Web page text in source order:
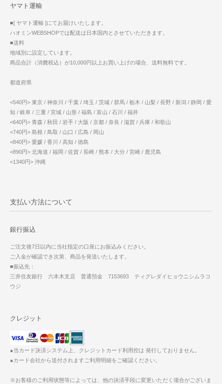
ヤマト運輸
■[ ヤマト運輸 ]にてお届けいたします。
ハオミンWEBSHOPでは配送は日本国内とさせていただきます。
■送料
地域別に設定しています。
商品合計（消費税込）が10,000円以上お買い上げの場合、送料無料です。
都道府県
<540円> 東京 / 神奈川 / 千葉 / 埼玉 / 茨城 / 群馬 / 栃木 / 山梨 / 長野 / 新潟 / 静岡 / 愛
知 / 岐阜 / 三重 / 宮城 / 山形 / 福島 / 富山 / 石川 / 福井
<640円> 青森 / 秋田 / 岩手 / 大阪 / 京都 / 奈良 / 滋賀 / 兵庫 / 和歌山
<740円> 島根 / 鳥取 / 山口 / 広島 / 岡山
<840円> 愛媛 / 香川 / 高知 / 徳島
<890円> 北海道 / 福岡 / 佐賀 / 長崎 / 熊本 / 大分 / 宮崎 / 鹿児島
<1340円> 沖縄
支払い方法について
銀行振込
ご注文後7日以内に当社指定の口座にお振込みください。
ご入金が確認でき次第、商品を発送いたします。
■振込先：
三井住友銀行 六本木支店 普通預金 7153693 ティグレダイヒョウニシムラコ
ウジ
クレジット
●当カード決済システム上、クレジットカード利用控は 発行しておりません。
●カード会社から送付されますご利用明細をご確認ください。
※お客様のご利用状態等によっては、他の決済手段に変更いただく場合がございま